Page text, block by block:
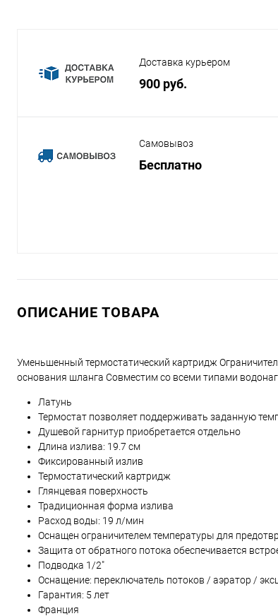
Доставка курьером
900 руб.
Самовывоз
Бесплатно
ОПИСАНИЕ ТОВАРА
Уменьшенный термостатический картридж
основания шланга Совместим со всеми типами
Латунь
Термостат позволяет поддерживать заданную
Душевой гарнитур приобретается отдельно
Длина излива: 19.7 см
Фиксированный излив
Термостатический картридж
Глянцевая поверхность
Традиционная форма излива
Расход воды: 19 л/мин
Оснащен ограничителем температуры для
Защита от обратного потока обеспечивается
Подводка 1/2"
Оснащение: переключатель потоков / аэратор /
Гарантия: 5 лет
Франция